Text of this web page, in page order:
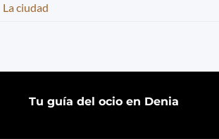
La ciudad
Tu guía del ocio en Denia